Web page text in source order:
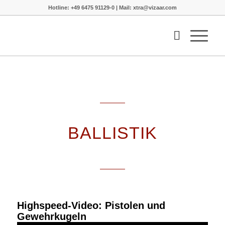
Hotline: +49 6475 91129-0 | Mail: xtra@vizaar.com
BALLISTIK
Highspeed-Video: Pistolen und
Gewehrkugeln